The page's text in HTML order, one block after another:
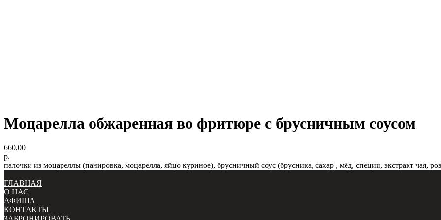
Моцарелла обжаренная во фритюре с брусничным соусом
660,00
р.
палочки из моцареллы (панировка, моцарелла, яйцо куриное), брусничный соус (брусника, сахар , мёд, специи, экстракт чая,
ГЛАВНАЯ
О НАС
АФИША
КОНТАКТЫ
ЗАБРОНИРОВАТЬ